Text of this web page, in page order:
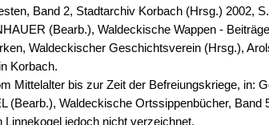
Band 2, Stadtarchiv Korbach (Hrsg.) 2002,
(Bearb.), Waldeckische Wappen -
Waldeckischer Geschichtsverein (Hrsg.),
Korbach.
Mittelalter bis zur Zeit der Befreiungskriege, in:
(Bearb.), Waldeckische Ortssippenbücher,
jedoch nicht verzeichnet.